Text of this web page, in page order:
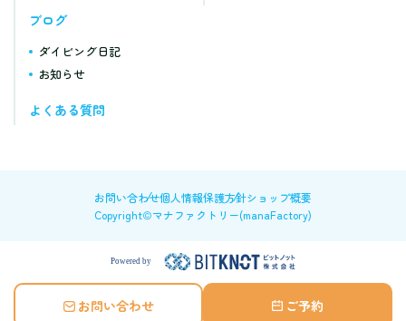
お問い合わせ ご予約
ブログ
ダイビング日記
お知らせ
よくある質問
お問い合わせ個人情報保護方針ショップ概要
Copyright©マナファクトリー(manaFactory)